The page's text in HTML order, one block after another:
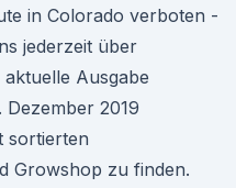
in Colorado verboten -
jederzeit über
Ausgabe
Dezember 2019
sortierten
Growshop zu finden.